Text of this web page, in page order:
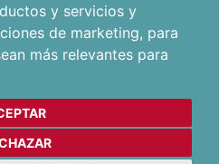
y servicios y
de marketing, para
más relevantes para